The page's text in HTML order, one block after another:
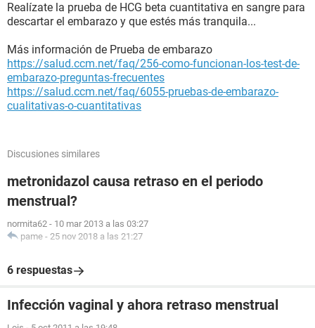
Realízate la prueba de HCG beta cuantitativa en sangre para
descartar el embarazo y que estés más tranquila...
Más información de Prueba de embarazo
https://salud.ccm.net/faq/256-como-funcionan-los-test-de-
embarazo-preguntas-frecuentes
https://salud.ccm.net/faq/6055-pruebas-de-embarazo-
cualitativas-o-cuantitativas
Discusiones similares
metronidazol causa retraso en el periodo
menstrual?
normita62 - 10 mar 2013 a las 03:27
pame - 25 nov 2018 a las 21:27
6 respuestas
Infección vaginal y ahora retraso menstrual